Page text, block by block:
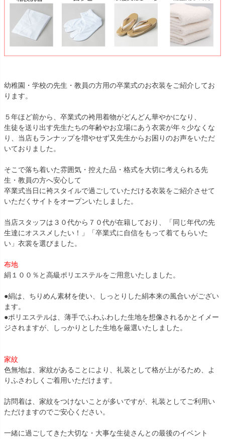
幼稚園・学校の先生・教員の方用の卒業式のお衣装をご紹介してお
ります。
５年ほど前から、卒業式の袴用着物がどんどん華やかになり、
生徒を送り出す先生たちの年齢やお立場にあう衣裳が年々少なくな
り、当店もランナップを増やせず又先生からお困りのお声をいただ
いておりました。
そこで落ち着いた雰囲気・控えた品・格式を大切に考えられる先
生・教員の方へ安心して
卒業式当日に袴スタイルで過ごしていただける衣装をご紹介させて
いただくサイトをオープンいたしました。
当店スタッフは３０代から７０代が在籍しており、「同じ年代の先
生達にオススメしたい！」「卒業式に自信をもって着てもらいた
い」衣裳を選びました。
布地
絹１００％と高級ポリエステルをご用意いたしました。
●絹は、ちりめん素材を使い、しっとりした絹本来の風合いがござい
ます。
●ポリエステルは、薄手でふわふわした生地を想像されるかとイメー
ジされますが、しっかりとした生地を厳選いたしました。
家紋
色無地は、家紋があることにより、礼装として格が上がるため、よ
りふさわしくご着用いただけます。
訪問着は、家紋をつけないことが多いですが、礼装としてご利用い
ただけますのでご安心ください。
一緒に過ごしてきた大切な・大事な生徒さんとの最後のイベント